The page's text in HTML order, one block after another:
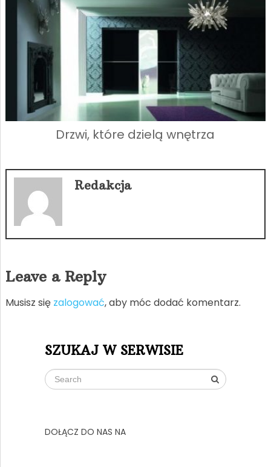
Drzwi, które dzielą wnętrza
Redakcja
Leave a Reply
Musisz się zalogować, aby móc dodać komentarz.
SZUKAJ W SERWISIE
DOŁĄCZ DO NAS NA